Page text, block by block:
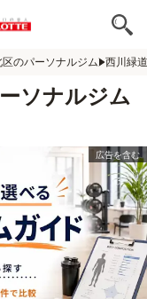
区のパーソナルジム 西川緑
ソナルジム